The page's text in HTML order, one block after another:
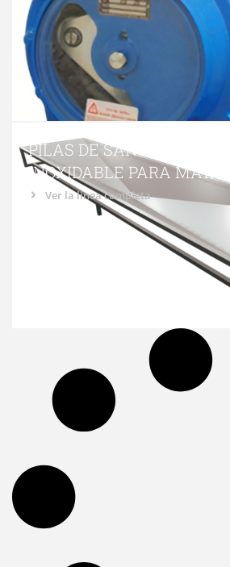
PILAS DE SANGRADO EN
INOXIDABLE PARA
Ver la línea completa